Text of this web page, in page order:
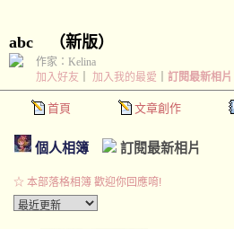
abc （新版）
首頁 文章創作
加入好友 加入我的最愛 訂閱最新相片
作家：Kelina
個人相簿 訂閱最新相片
☆ 本部落格相簿 歡迎你回應唷!